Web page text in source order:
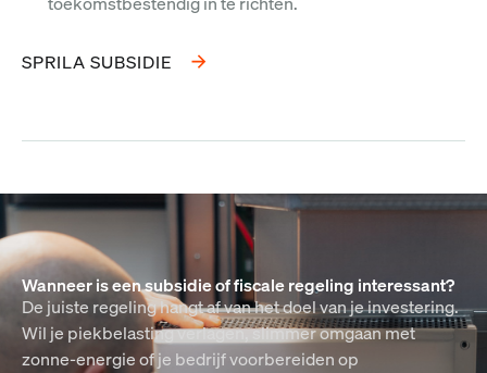
SPRILA SUBSIDIE
Wanneer is een subsidie of fiscale regeling interessant?
De juiste regeling hangt af van het doel van je investering.
Wil je piekbelasting verlagen, slimmer omgaan met
zonne-energie of je bedrijf voorbereiden op